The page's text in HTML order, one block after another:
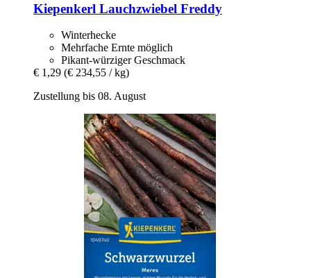
Kiepenkerl Lauchzwiebel Freddy
Winterhecke
Mehrfache Ernte möglich
Pikant-würziger Geschmack
€ 1,29 (€ 234,55 / kg)
Zustellung bis 08. August